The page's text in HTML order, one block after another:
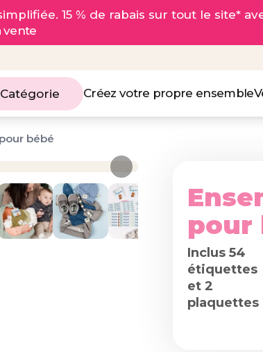
15 % de rabais sur tout le site*
vente
Créez votre propre ensemble
bébé
pour
Inclus 54
étiquettes
et 2
plaquettes